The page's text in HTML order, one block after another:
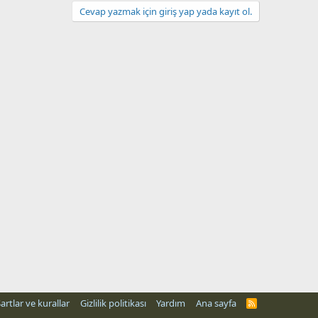
Cevap yazmak için giriş yap yada kayıt ol.
ve kurallar Gizlilik politikası Yardım Ana sayfa
R